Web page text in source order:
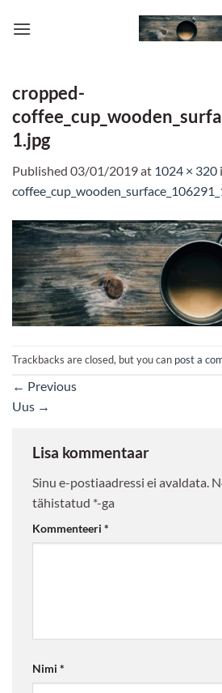
cropped-
1.jpg
Published 03/01/2019at 1024 × 320
Trackbacks are closed, but you can post a
← Previous
Uus →
Lisa kommentaar
Sinu e-postiaadressi ei avaldata.
tähistatud *-ga
Kommenteeri *
Nimi *